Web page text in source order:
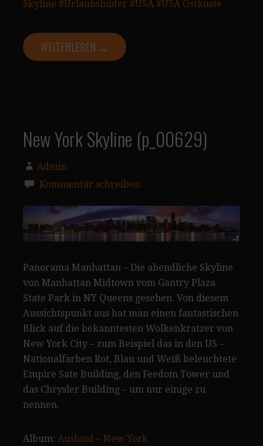
Skyline #Urlaubsbilder #USA #USA Ostküste
WEITERLESEN →
New York Skyline (p_00629)
Admin
Kommentar schreiben
Panorama Manhattan – Die abendliche Skyline
von Manhattan Midtown vom Gantry Plaza
State Park in NY Queens gesehen. Von diesem
Aussichtspunkt aus hat man einen fantastischen
Blick auf die bekanntesten Wolkenkratzer von
New York City – zum Beispiel das in den US –
Nationalfarben Rot, Blau und Weiß beleuchtete
Empire Sate Building, den Feedom Tower und
das Chrysler Building – um nur einige zu
nennen.
Album: Ausland – New York